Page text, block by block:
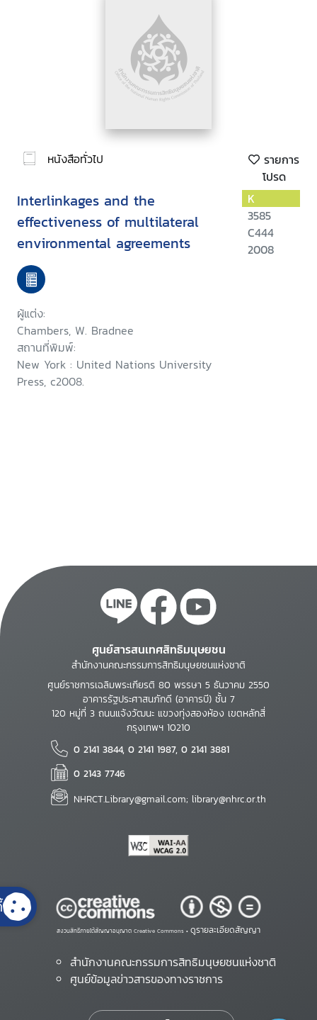
หนังสือทั่วไป
รายการ
โปรด
Interlinkages and the
effectiveness of multilateral
environmental agreements
ผู้แต่ง:
Chambers, W. Bradnee
สถานที่พิมพ์:
New York : United Nations University
Press, c2008.
K
3585
C444
2008
ศูนย์สารสนเทศสิทธิมนุษยชน
สำนักงานคณะกรรมการสิทธิมนุษยชนแห่งชาติ
ศูนย์ราชการเฉลิมพระเกียรติ 80 พรรษา 5 ธันวาคม 2550
อาคารรัฐประศาสนภักดี (อาคารบี) ชั้น 7
120 หมู่ที่ 3 ถนนแจ้งวัฒนะ แขวงทุ่งสองห้อง เขตหลักสี่
กรุงเทพฯ 10210
0 2141 3844, 0 2141 1987, 0 2141 3881
0 2143 7746
NHRCT.Library@gmail.com; library@nhrc.or.th
สงวนสิทธิ์ภายใต้สัญญาอนุญาต Creative Commons • ดูรายละเอียดสัญญา
สำนักงานคณะกรรมการสิทธิมนุษยชนแห่งชาติ
ศูนย์ข้อมูลข่าวสารของทางราชการ